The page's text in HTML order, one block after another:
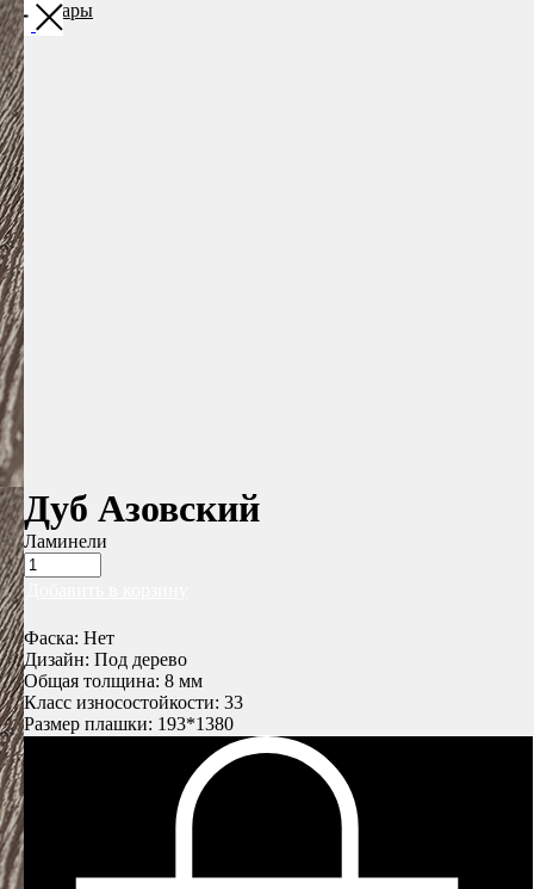
Все товары
Дуб Азовский
Ламинели
Фаска: Нет
Дизайн: Под дерево
Общая толщина: 8 мм
Класс износостойкости: 33
Размер плашки: 193*1380